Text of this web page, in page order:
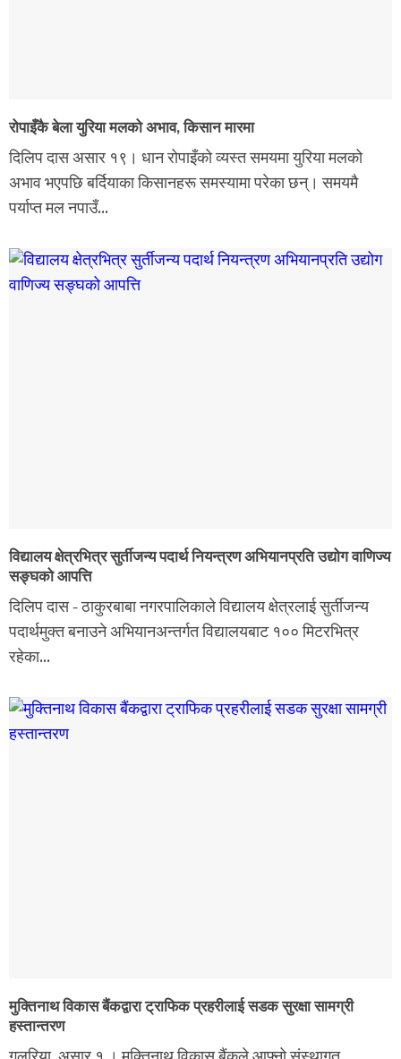
रोपाइँकै बेला युरिया मलको अभाव, किसान मारमा
दिलिप दास असार १९। धान रोपाइँको व्यस्त समयमा युरिया मलको
अभाव भएपछि बर्दियाका किसानहरू समस्यामा परेका छन्। समयमै
पर्याप्त मल नपाउँ...
विद्यालय क्षेत्रभित्र सुर्तीजन्य पदार्थ नियन्त्रण अभियानप्रति उद्योग वाणिज्य
सङ्घको आपत्ति
दिलिप दास - ठाकुरबाबा नगरपालिकाले विद्यालय क्षेत्रलाई सुर्तीजन्य
पदार्थमुक्त बनाउने अभियानअन्तर्गत विद्यालयबाट १०० मिटरभित्र
रहेका...
मुक्तिनाथ विकास बैंकद्वारा ट्राफिक प्रहरीलाई सडक सुरक्षा सामग्री
हस्तान्तरण